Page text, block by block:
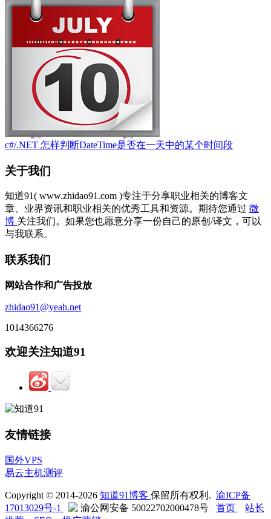
c#/.NET 怎样判断DateTime是否在一天中的某个时间段
关于我们
知道91( www.zhidao91.com )专注于分享职业相关的博客文
章、业界资讯和职业相关的优秀工具和资源。期待您通过 微
博 关注我们。如果您也愿意分享一份自己的原创/译文，可以
与我联系。
联系我们
网站合作和广告投放
zhidao91@yeah.net
1014366276
欢迎关注知道91
友情链接
国外VPS
易云主机测评
Copyright © 2014-2026 知道91博客 保留所有权利. 渝ICP备
17013029号-1
渝公网安备 50022702000478号 首页
站长